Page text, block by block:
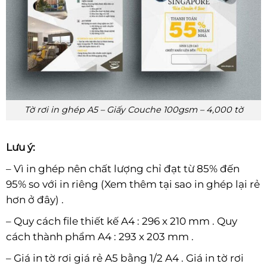
Tờ rơi in ghép A5 – Giấy Couche 100gsm – 4,000 tờ
Lưu ý:
– Vì in ghép nên chất lượng chỉ đạt từ 85% đến
95% so với in riêng (Xem thêm tại sao in ghép lại rẻ
hơn ở đây) .
– Quy cách file thiết kế A4 : 296 x 210 mm . Quy
cách thành phẩm A4 : 293 x 203 mm .
– Giá in tờ rơi giá rẻ A5 bằng 1/2 A4 . Giá in tờ rơi